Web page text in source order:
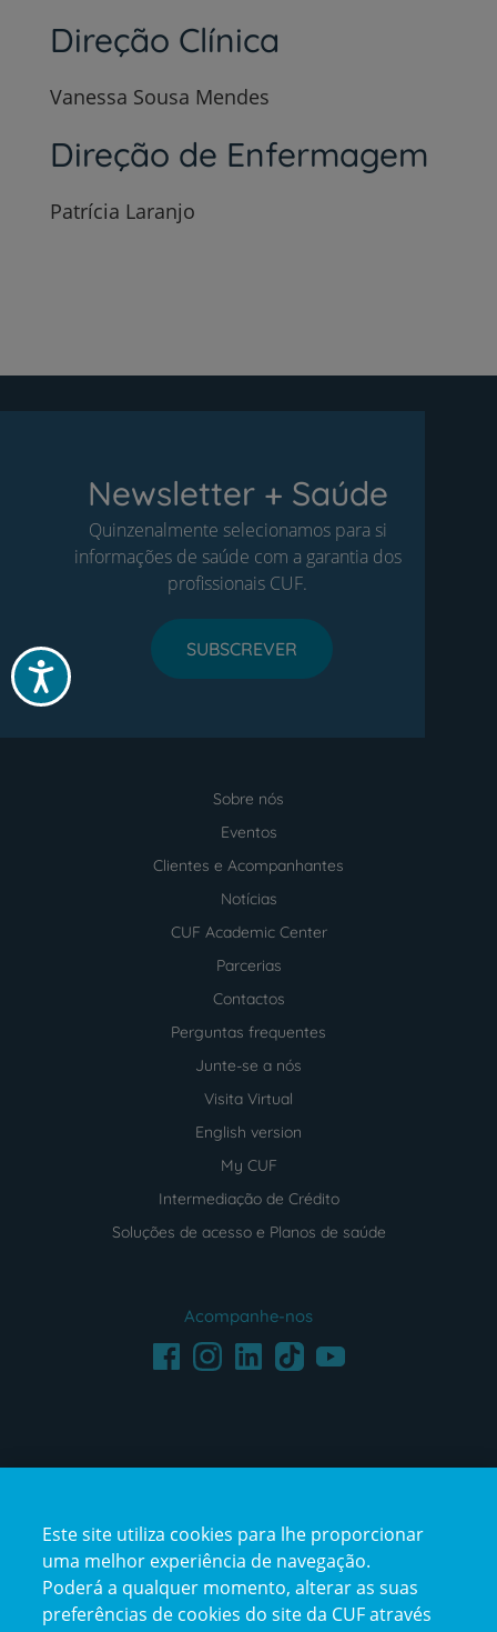
Acessibilidade
Direção Clínica
Vanessa Sousa Mendes
Direção de Enfermagem
Patrícia Laranjo
Newsletter + Saúde
Quinzenalmente selecionamos para si
informações de saúde com a garantia dos
profissionais CUF.
SUBSCREVER
Sobre nós
Eventos
Clientes e Acompanhantes
Notícias
CUF Academic Center
Parcerias
Contactos
Perguntas frequentes
Junte-se a nós
Visita Virtual
English version
My CUF
Intermediação de Crédito
Soluções de acesso e Planos de saúde
Acompanhe-nos
FacebookInstagramLinkedInTikTokYoutube
Este site utiliza cookies para lhe proporcionar
uma melhor experiência de navegação.
Poderá a qualquer momento, alterar as suas
preferências de cookies do site da CUF através